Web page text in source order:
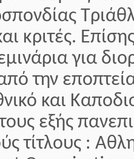
κριτές.
για
την
και
εξής
τίτλους :